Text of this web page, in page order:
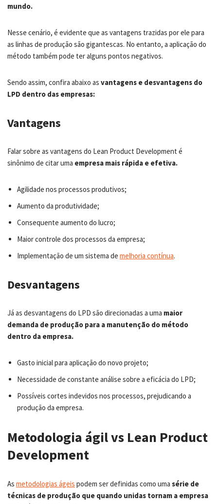
mundo.
Nesse cenário, é evidente que as vantagens trazidas por ele para
as linhas de produção são gigantescas. No entanto, a aplicação do
método também pode ter alguns pontos negativos.
Sendo assim, confira abaixo as vantagens e desvantagens do
LPD dentro das empresas:
Vantagens
Falar sobre as vantagens do Lean Product Development é
sinônimo de citar uma empresa mais rápida e efetiva.
Agilidade nos processos produtivos;
Aumento da produtividade;
Consequente aumento do lucro;
Maior controle dos processos da empresa;
Implementação de um sistema de melhoria contínua.
Desvantagens
Já as desvantagens do LPD são direcionadas a uma maior
demanda de produção para a manutenção do método
dentro da empresa.
Gasto inicial para aplicação do novo projeto;
Necessidade de constante análise sobre a eficácia do LPD;
Possíveis cortes indevidos nos processos, prejudicando a
produção da empresa.
Metodologia ágil vs Lean Product
Development
As metodologias ágeis podem ser definidas como uma série de
técnicas de produção que quando unidas tornam a empresa